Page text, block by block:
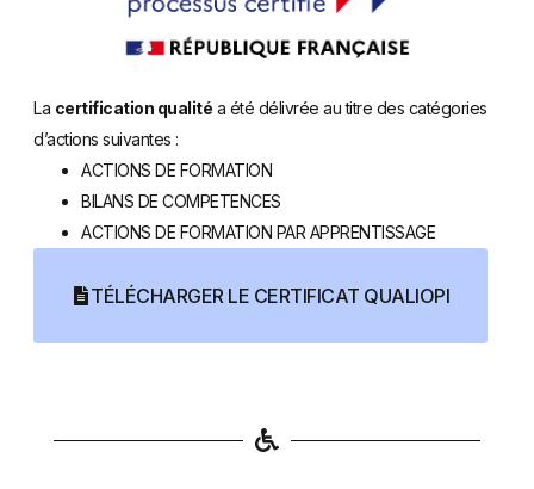
La certification qualité a été délivrée au titre des catégories
d’actions suivantes :
ACTIONS DE FORMATION
BILANS DE COMPETENCES
ACTIONS DE FORMATION PAR APPRENTISSAGE
TÉLÉCHARGER LE CERTIFICAT QUALIOPI